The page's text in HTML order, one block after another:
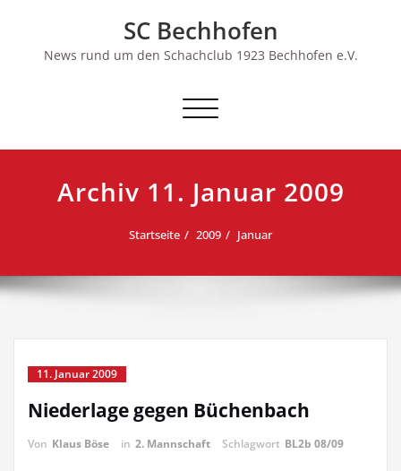
SC Bechhofen
News rund um den Schachclub 1923 Bechhofen e.V.
Schalte
Archiv 11. Januar 2009
Startseite 2009 Januar
11. Januar 2009
Niederlage gegen Büchenbach
Von Klaus Böse in 2. Mannschaft Schlagwort BL2b 08/09